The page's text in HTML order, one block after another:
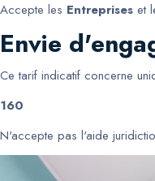
Accepte les Entreprises et
Envie
Ce tarif indicatif concerne
160
N'accepte pas l'aide